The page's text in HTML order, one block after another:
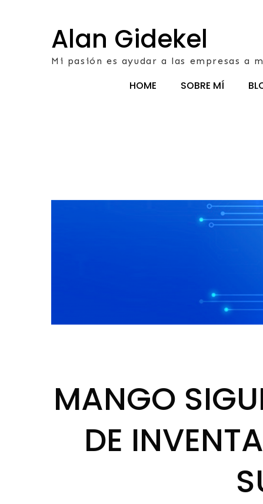
Alan Gidekel
Mi pasión es ayudar a las empresas a
HOME SOBRE MÍ
MANGO
DE